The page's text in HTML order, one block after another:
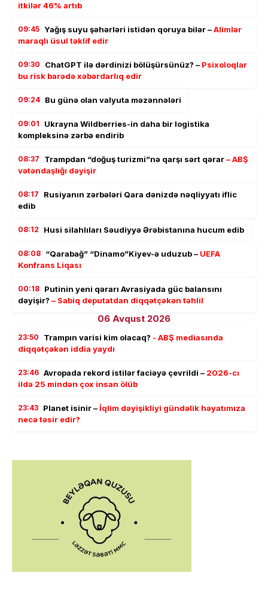
itkilər 46% artıb
09:45 Yağış suyu şəhərləri istidən qoruya bilər –Alimlər
maraqlı üsul təklif edir
09:30 ChatGPT ilə dərdinizi bölüşürsünüz? – Psixoloqlar
bu risk barədə xəbərdarlıq edir
09:24 Bu günə olan valyuta məzənnələri
09:01
Ukrayna Wildberries-in daha bir logistika
kompleksinə zərbə endirib
08:37 Trampdan “doğuş turizmi”nə qarşı sərt qərar– ABŞ
vətəndaşlığı dəyişir
08:17
Rusiyanın zərbələri Qara dənizdə nəqliyyatı iflic
edib
08:12 Husi silahlıları Səudiyyə Ərəbistanına hucum edib
08:08 “Qarabağ” “Dinamo”Kiyev-ə uduzub – UEFA
Konfrans Liqası
00:18 Putinin yeni qərarı Avrasiyada güc balansını
dəyişir? – Sabiq deputatdan diqqətçəkən təhlil
06 Avqust 2026
23:50 Trampın varisi kim olacaq? - ABŞ mediasında
diqqətçəkən iddia yaydı
23:46 Avropada rekord istilər faciəyə çevrildi – 2026-cı
ildə 25 mindən çox insan ölüb
23:43 Planet isinir –İqlim dəyişikliyi gündəlik həyatımıza
necə təsir edir?